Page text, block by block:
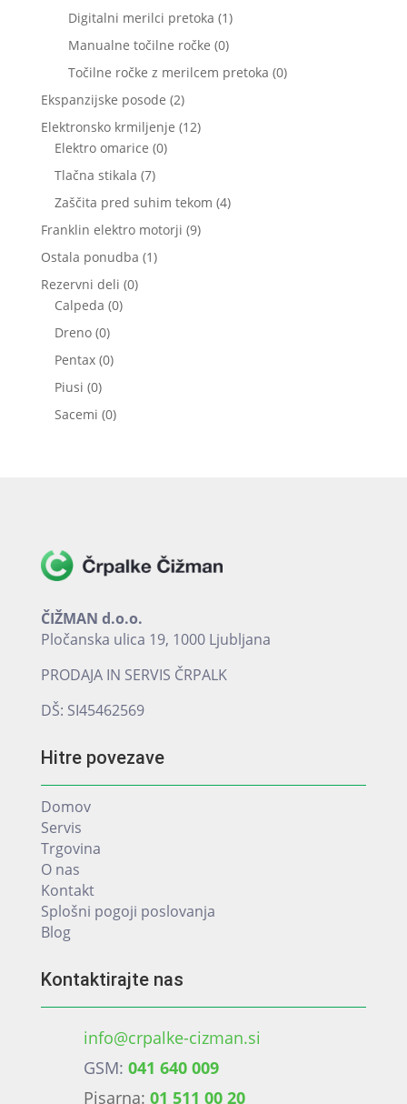
Digitalni merilci pretoka 11
Manualne točilne ročke 00
izdelkov
Točilne ročke z merilcem pretoka 00
Ekspanzijske posode 22
izdelka
Elektronsko krmiljenje 1212
Elektro omarice 00
Tlačna stikala 77
izdelkov
Zaščita pred suhim tekom 44
Franklin elektro motorji 99
Ostala ponudba 11
Rezervni deli 00
Calpeda 00
Dreno 00
izdelkov
Pentax 00
Piusi 00
izdelkov
Sacemi 00
ČIŽMAN d.o.o.
Pločanska ulica 19, 1000 Ljubljana
PRODAJA IN SERVIS ČRPALK
DŠ: SI45462569
Hitre povezave
Domov
Servis
Trgovina
O nas
Kontakt
Splošni pogoji poslovanja
Blog
Kontaktirajte nas
info@crpalke-cizman.si
GSM: 041 640 009
Pisarna: 01 511 00 20